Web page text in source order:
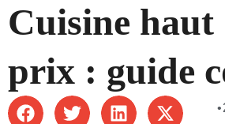
Cuisine haut
prix : guide
•